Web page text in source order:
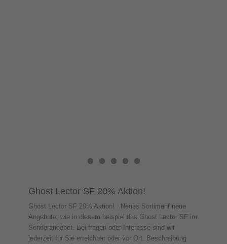
Ghost Lector SF 20% Aktion!
Ghost Lector SF 20% Aktion! Neues Sortiment neue
Angebote, wie in diesem beispiel das Ghost Lector SF im
Sonderangebot. Bei fragen oder Interesse sind wir
jederzeit für Sie erreichbar oder vor Ort. Beschreibung